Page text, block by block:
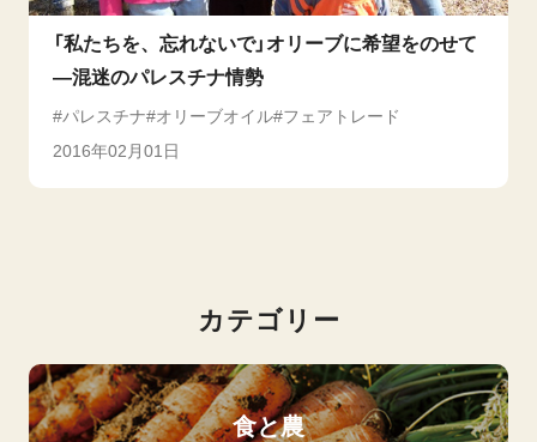
「私たちを、忘れないで」オリーブに希望をのせて
―混迷のパレスチナ情勢
パレスチナ オリーブオイル フェアトレード
2016年02月01日
カテゴリー
食と農